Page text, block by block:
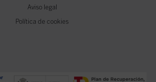
Aviso legal
Política de cookies